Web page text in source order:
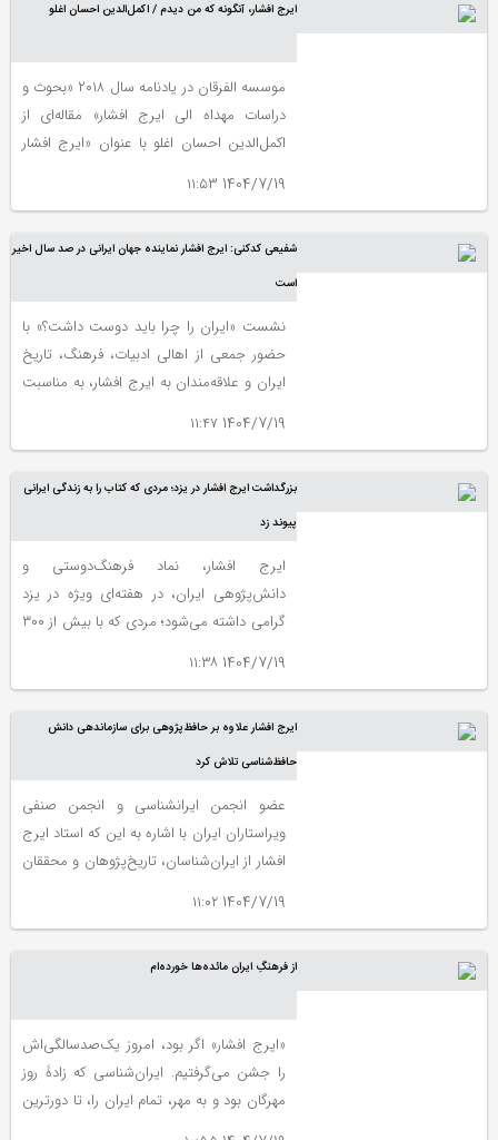
ایرج افشار، آنگونه که من دیدم / اکمل‌الدین احسان اغلو
موسسه الفرقان در یادنامه‌ سال ۲۰۱۸ «بحوث و
دراسات مهداه الی ایرج افشار» مقاله‌ای از
اکمل‌الدین احسان اغلو با عنوان «ایرج افشار
1404/7/19 ۱۱:۵۳
شفیعی کدکنی: ایرج افشار نماینده جهان ایرانی در صد سال اخیر
است
نشست «ایران را چرا باید دوست داشت؟» با
حضور جمعی از اهالی ادبیات، فرهنگ، تاریخ
ایران و علاقه‌مندان به ایرج افشار، به مناسبت
1404/7/19 ۱۱:۴۷
بزرگداشت ایرج افشار در یزد؛ مردی که کتاب را به زندگی ایرانی
پیوند زد
ایرج افشار، نماد فرهنگ‌دوستی و
دانش‌پژوهی ایران، در هفته‌ای ویژه در یزد
گرامی داشته می‌شود؛ مردی که با بیش از ۳۰۰
1404/7/19 ۱۱:۳۸
ایرج افشار علاوه بر حافظ‌پژوهی برای سازماندهی دانش
حافظ‌شناسی تلاش کرد
عضو انجمن ایرانشناسی و انجمن صنفی
ویراستاران ایران با اشاره به این که استاد ایرج
افشار از ایران‌شناسان، تاریخ‌پژوهان و محققان
حافظ‌شناسی نیز تلاش کرده است.
1404/7/19 ۱۱:۰۲
از فرهنگِ ایران مائده‌ها خورده‌ام
«ایرج افشار» اگر بود، امروز یک‌صدسالگی‌اش
را جشن می‌گرفتیم. ایران‌شناسی که زادۀ روز
مهرگان بود و به مهر، تمام ایران را، تا دورترین